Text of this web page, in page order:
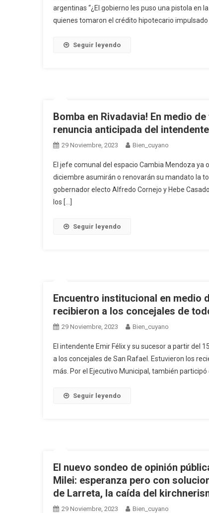
argentinas “¿El gobierno les puso una pistola en
quienes tomaron el crédito hipotecario
Seguir leyendo
Bomba en Rivadavia! En medio
renuncia anticipada del
29 Noviembre, 2023 Bien_cuyano
El jefe comunal del espacio Cambia Mendoza ya
diciembre asumirán o renovarán su mandato la
gobernador electo Alfredo Cornejo y Hebe
los […]
Seguir leyendo
Encuentro institucional en medio
recibieron a los concejales de
29 Noviembre, 2023 Bien_cuyano
El intendente Emir Félix y su sucesor a partir del
a los concejales de San Rafael. Estuvieron los
más. Por el Ejecutivo Municipal, también participó
Seguir leyendo
El nuevo sondeo de opinión
Milei: esperanza pero con
de Larreta, la caída del
29 Noviembre, 2023 Bien_cuyano